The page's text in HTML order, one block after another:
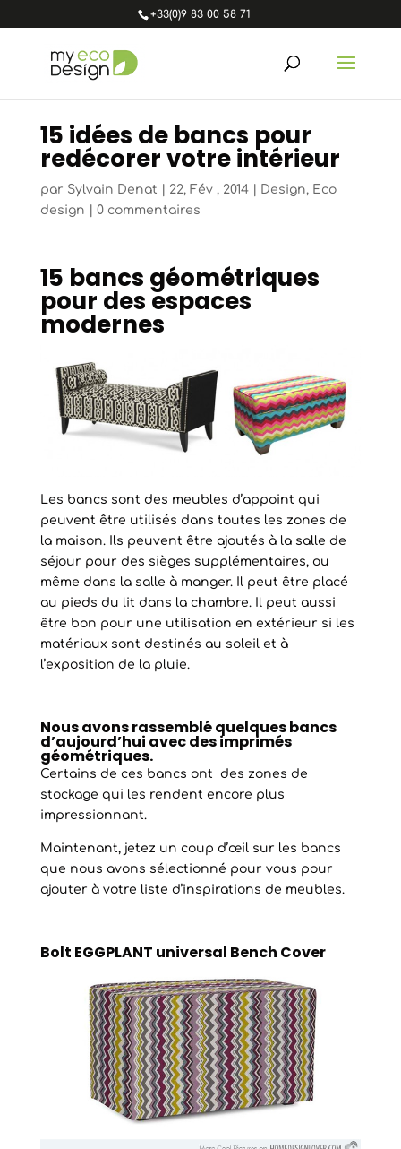
+33(0)9 83 00 58 71
15 idées de bancs pour
redécorer votre intérieur
par Sylvain Denat 22, Fév , 2014| Design, Eco
design
0 commentaires
15 bancs géométriques
pour des espaces
modernes
Les bancs sont des meubles d’appoint qui
peuvent être utilisés dans toutes les zones de
la maison. Ils peuvent être ajoutés à la salle de
séjour pour des sièges supplémentaires, ou
même dans la salle à manger. Il peut être placé
au pieds du lit dans la chambre. Il peut aussi
être bon pour une utilisation en extérieur si les
matériaux sont destinés au soleil et à
l’exposition de la pluie.
Nous avons rassemblé quelques bancs
d’aujourd’hui avec des imprimés
géométriques.
Certains de ces bancs ont des zones de
stockage qui les rendent encore plus
impressionnant.
Maintenant, jetez un coup d’œil sur les bancs
que nous avons sélectionné pour vous pour
ajouter à votre liste d’inspirations de meubles.
Bolt EGGPLANT universal Bench Cover